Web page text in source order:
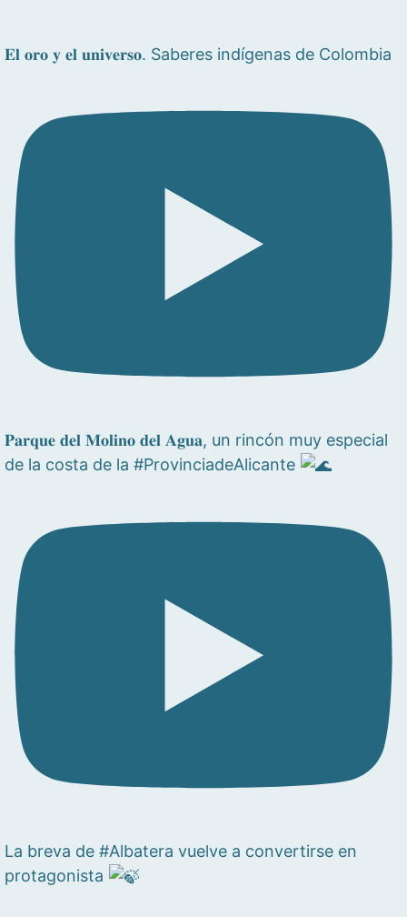
𝐄𝐥 𝐨𝐫𝐨 𝐲 𝐞𝐥 𝐮𝐧𝐢𝐯𝐞𝐫𝐬𝐨. Saberes indígenas de Colombia
𝐏𝐚𝐫𝐪𝐮𝐞 𝐝𝐞𝐥 𝐌𝐨𝐥𝐢𝐧𝐨 𝐝𝐞𝐥 𝐀𝐠𝐮𝐚, un rincón muy especial
de la costa de la #ProvinciadeAlicante
La breva de #Albatera vuelve a convertirse en
protagonista